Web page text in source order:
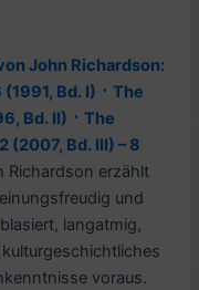
John Richardson:
Bd. I) ᛫ The
Bd. II) ᛫ The
(2007, Bd. III) – 8
Richardson erzählt
und
langatmig,
voraus.